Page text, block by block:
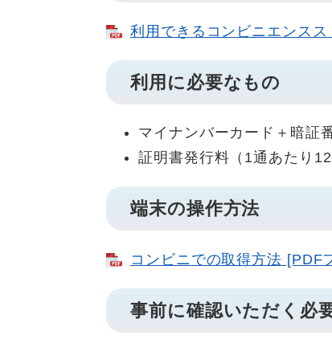
利用できるコンビニエンス
利用に必要なもの
マイナンバーカード＋暗証
証明書発行料（1通あたり
端末の操作方法
コンビニでの取得方法 [PDF
事前に確認いただく必